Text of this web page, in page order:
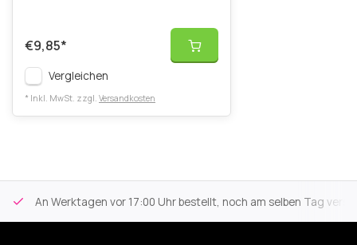
€9,85*
Vergleichen
* Inkl. MwSt. zzgl. Versandkosten
An Werktagen vor 17:00 Uhr bestellt, noch am selben Tag